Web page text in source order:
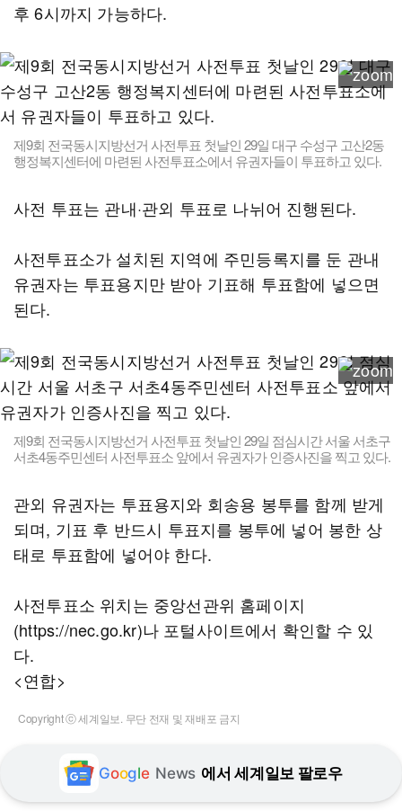
후 6시까지 가능하다.
제9회 전국동시지방선거 사전투표 첫날인 29일 대구 수성구 고산2동
행정복지센터에 마련된 사전투표소에서 유권자들이 투표하고 있다.
사전 투표는 관내·관외 투표로 나뉘어 진행된다.
사전투표소가 설치된 지역에 주민등록지를 둔 관내
유권자는 투표용지만 받아 기표해 투표함에 넣으면
된다.
제9회 전국동시지방선거 사전투표 첫날인 29일 점심시간 서울 서초구
서초4동주민센터 사전투표소 앞에서 유권자가 인증사진을 찍고 있다.
관외 유권자는 투표용지와 회송용 봉투를 함께 받게
되며, 기표 후 반드시 투표지를 봉투에 넣어 봉한 상
태로 투표함에 넣어야 한다.
사전투표소 위치는 중앙선관위 홈페이지
(https://nec.go.kr)나 포털사이트에서 확인할 수 있
다.
<연합>
Copyright ⓒ 세계일보. 무단 전재 및 재배포 금지
Google News 에서 세계일보 팔로우